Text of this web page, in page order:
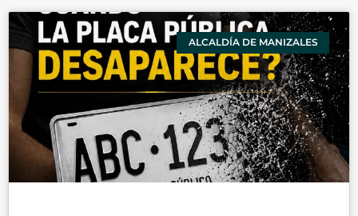
ALCALDÍA DE MANIZALES